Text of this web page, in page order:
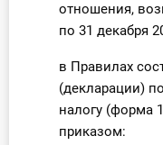
отношения,
по 31 декабря
в Правилах
(декларации)
налогу (форма
приказом: